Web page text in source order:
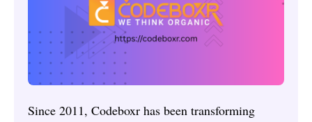
Since 2011, Codeboxr has been transforming